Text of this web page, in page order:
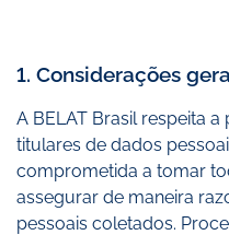
1. Considerações
A BELAT Brasil respeita
titulares de dados
comprometida a tomar
assegurar de maneira
pessoais coletados.